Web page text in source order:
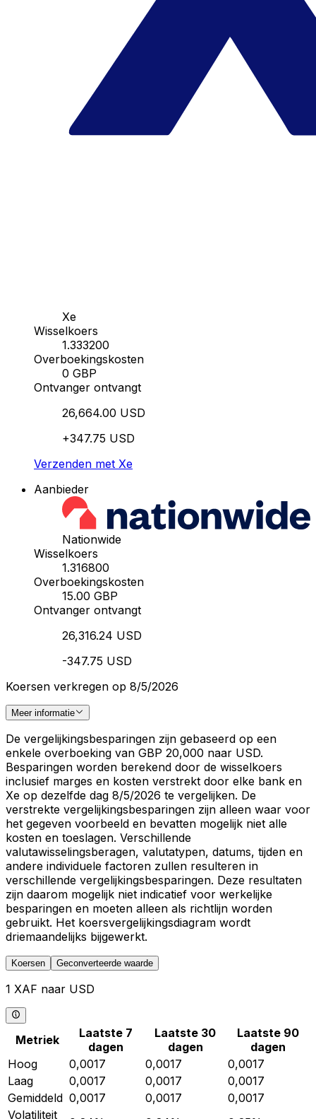
Xe
Wisselkoers
1.333200
Overboekingskosten
0 GBP
Ontvanger ontvangt
26,664.00 USD
+347.75 USD
Verzenden met Xe
Aanbieder
Nationwide
Wisselkoers
1.316800
Overboekingskosten
15.00 GBP
Ontvanger ontvangt
26,316.24 USD
-347.75 USD
Koersen verkregen op 8/5/2026
Meer informatie
De vergelijkingsbesparingen zijn gebaseerd op een
enkele overboeking van GBP 20,000 naar USD.
Besparingen worden berekend door de wisselkoers
inclusief marges en kosten verstrekt door elke bank en
Xe op dezelfde dag 8/5/2026 te vergelijken. De
verstrekte vergelijkingsbesparingen zijn alleen waar voor
het gegeven voorbeeld en bevatten mogelijk niet alle
kosten en toeslagen. Verschillende
valutawisselingsberagen, valutatypen, datums, tijden en
andere individuele factoren zullen resulteren in
verschillende vergelijkingsbesparingen. Deze resultaten
zijn daarom mogelijk niet indicatief voor werkelijke
besparingen en moeten alleen als richtlijn worden
gebruikt. Het koersvergelijkingsdiagram wordt
driemaandelijks bijgewerkt.
Koersen Geconverteerde waarde
1 XAF naar USD
Metriek
Laatste 7
dagen
Laatste 30
dagen
Laatste 90
dagen
Hoog
0,0017 0,0017
0,0017
Laag
0,0017 0,0017
0,0017
Gemiddeld 0,0017 0,0017
0,0017
Volatiliteit